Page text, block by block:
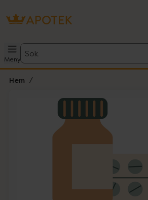
Meny
Sök
Hem
Lista: . Innehåller 1 objekt.